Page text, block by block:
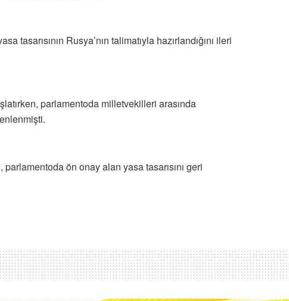
Rusya’nın talimatıyla hazırlandığını ileri
parlamentoda milletvekilleri arasında
ön onay alan yasa tasarısını geri